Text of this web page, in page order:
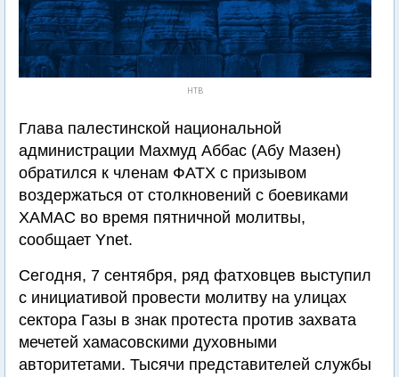
НТВ
Глава палестинской национальной
администрации Махмуд Аббас (Абу Мазен)
обратился к членам ФАТХ с призывом
воздержаться от столкновений с боевиками
ХАМАС во время пятничной молитвы,
сообщает Ynet.
Сегодня, 7 сентября, ряд фатховцев выступил
с инициативой провести молитву на улицах
сектора Газы в знак протеста против захвата
мечетей хамасовскими духовными
авторитетами. Тысячи представителей службы